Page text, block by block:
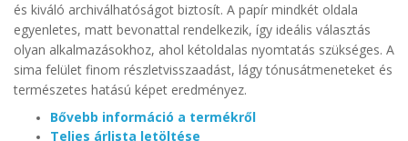
és kiváló archiválhatóságot biztosít. A papír mindkét oldala
egyenletes, matt bevonattal rendelkezik, így ideális választás
olyan alkalmazásokhoz, ahol kétoldalas nyomtatás szükséges. A
sima felület finom részletvisszaadást, lágy tónusátmeneteket és
természetes hatású képet eredményez.
Bővebb információ a termékről
Teljes árlista letöltése